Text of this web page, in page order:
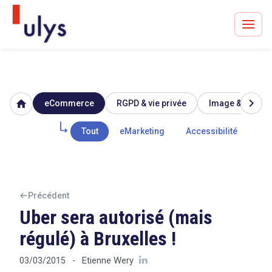
Avocats à Paris & Bruxelles
Leader en droit de l'innovation depuis 30 ans
home eCommerce RGPD & vie privée Image &
Tout eMarketing Accessibilité
chevron_right
Précédent
Uber sera autorisé (mais
régulé) à Bruxelles !
03/03/2015 - Etienne Wery